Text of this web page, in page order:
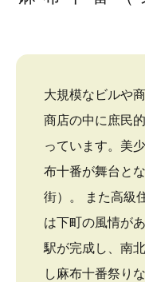
大規模なビルや
商店の中に庶民
っています。美
布十番が舞台と
街）。 また高級
は下町の風情が
駅が完成し、南
し麻布十番祭り